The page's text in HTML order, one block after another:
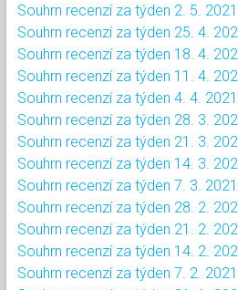
Souhrn recenzí za týden 2. 5. 2021
Souhrn recenzí za týden 25. 4.
Souhrn recenzí za týden 18. 4.
Souhrn recenzí za týden 11. 4.
Souhrn recenzí za týden 4. 4. 2021
Souhrn recenzí za týden 28. 3.
Souhrn recenzí za týden 21. 3.
Souhrn recenzí za týden 14. 3.
Souhrn recenzí za týden 7. 3. 2021
Souhrn recenzí za týden 28. 2.
Souhrn recenzí za týden 21. 2.
Souhrn recenzí za týden 14. 2.
Souhrn recenzí za týden 7. 2. 2021